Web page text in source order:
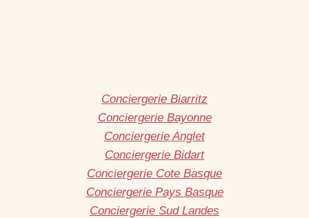
Conciergerie Biarritz
Conciergerie Bayonne
Conciergerie Anglet
Conciergerie Bidart
Conciergerie Cote Basque
Conciergerie Pays Basque
Conciergerie Sud Landes